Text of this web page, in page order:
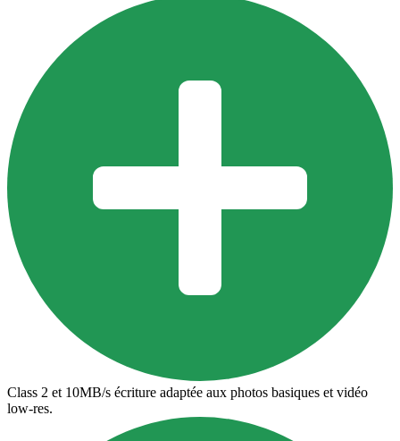
Class 2 et 10MB/s écriture adaptée aux photos basiques et vidéo
low-res.